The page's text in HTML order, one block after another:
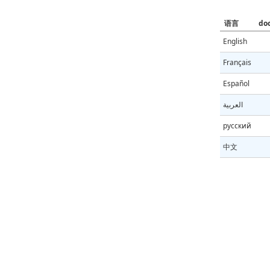
语言
English
Français
Español
العربية
русский
中文